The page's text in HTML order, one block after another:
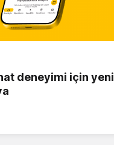
deneyimi için yeni